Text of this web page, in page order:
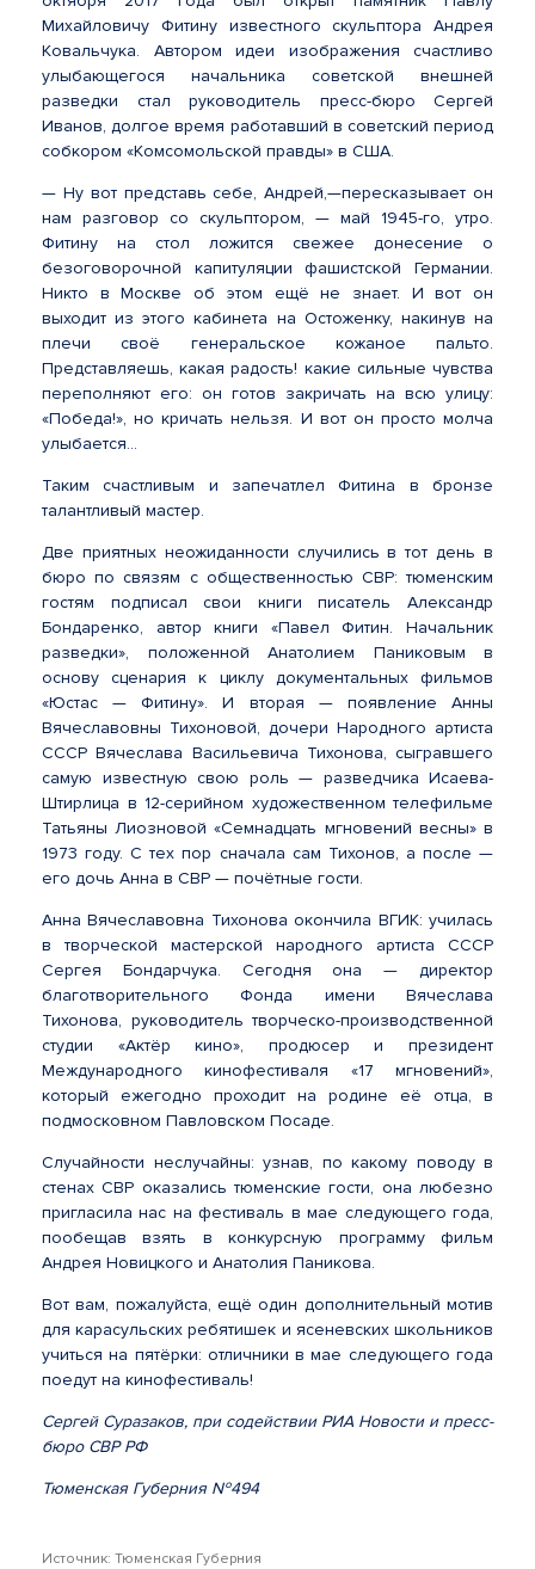
Михайловичу Фитину известного скульптора Андрея
Ковальчука. Автором идеи изображения счастливо
улыбающегося начальника советской внешней
разведки стал руководитель пресс-бюро Сергей
Иванов, долгое время работавший в советский период
собкором «Комсомольской правды» в США.
— Ну вот представь себе, Андрей,—пересказывает он
нам разговор со скульптором, — май 1945-го, утро.
Фитину на стол ложится свежее донесение о
безоговорочной капитуляции фашистской Германии.
Никто в Москве об этом ещё не знает. И вот он
выходит из этого кабинета на Остоженку, накинув на
плечи своё генеральское кожаное пальто.
Представляешь, какая радость! какие сильные чувства
переполняют его: он готов закричать на всю улицу:
«Победа!», но кричать нельзя. И вот он просто молча
улыбается...
Таким счастливым и запечатлел Фитина в бронзе
талантливый мастер.
Две приятных неожиданности случились в тот день в
бюро по связям с общественностью СВР: тюменским
гостям подписал свои книги писатель Александр
Бондаренко, автор книги «Павел Фитин. Начальник
разведки», положенной Анатолием Паниковым в
основу сценария к циклу документальных фильмов
«Юстас — Фитину». И вторая — появление Анны
Вячеславовны Тихоновой, дочери Народного артиста
СССР Вячеслава Васильевича Тихонова, сыгравшего
самую известную свою роль — разведчика Исаева-
Штирлица в 12-серийном художественном телефильме
Татьяны Лиозновой «Семнадцать мгновений весны» в
1973 году. С тех пор сначала сам Тихонов, а после —
его дочь Анна в СВР — почётные гости.
Анна Вячеславовна Тихонова окончила ВГИК: училась
в творческой мастерской народного артиста СССР
Сергея Бондарчука. Сегодня она — директор
благотворительного Фонда имени Вячеслава
Тихонова, руководитель творческо-производственной
студии «Актёр кино», продюсер и президент
Международного кинофестиваля «17 мгновений»,
который ежегодно проходит на родине её отца, в
подмосковном Павловском Посаде.
Случайности неслучайны: узнав, по какому поводу в
стенах СВР оказались тюменские гости, она любезно
пригласила нас на фестиваль в мае следующего года,
пообещав взять в конкурсную программу фильм
Андрея Новицкого и Анатолия Паникова.
Вот вам, пожалуйста, ещё один дополнительный мотив
для карасульских ребятишек и ясеневских школьников
учиться на пятёрки: отличники в мае следующего года
поедут на кинофестиваль!
Сергей Суразаков, при содействии РИА Новости и пресс-
бюро СВР РФ
Тюменская Губерния №494
Источник: Тюменская Губерния